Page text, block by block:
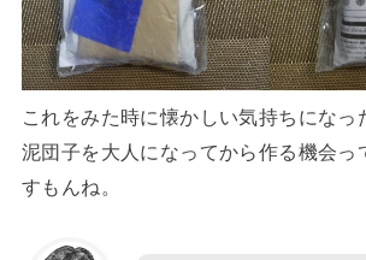
これをみた時に懐かしい気持ちになっ
泥団子を大人になってから作る機会っ
すもんね。